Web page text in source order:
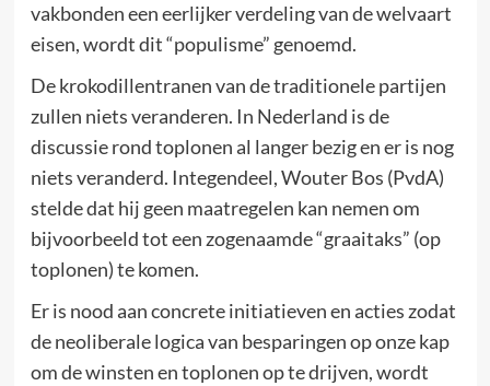
vakbonden een eerlijker verdeling van de welvaart
eisen, wordt dit “populisme” genoemd.
De krokodillentranen van de traditionele partijen
zullen niets veranderen. In Nederland is de
discussie rond toplonen al langer bezig en er is nog
niets veranderd. Integendeel, Wouter Bos (PvdA)
stelde dat hij geen maatregelen kan nemen om
bijvoorbeeld tot een zogenaamde “graaitaks” (op
toplonen) te komen.
Er is nood aan concrete initiatieven en acties zodat
de neoliberale logica van besparingen op onze kap
om de winsten en toplonen op te drijven, wordt